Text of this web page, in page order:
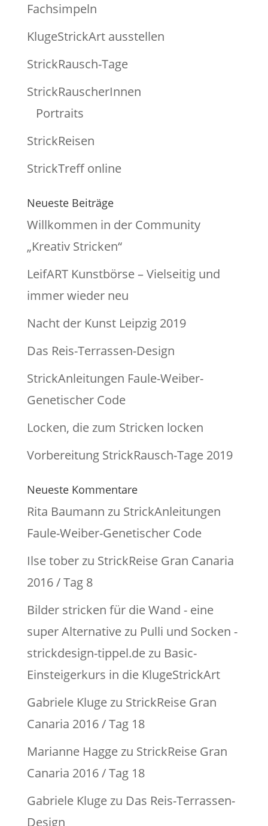
Fachsimpeln
KlugeStrickArt ausstellen
StrickRausch-Tage
StrickRauscherInnen
Portraits
StrickReisen
StrickTreff online
Neueste Beiträge
Willkommen in der Community
„Kreativ Stricken“
LeifART Kunstbörse – Vielseitig und
immer wieder neu
Nacht der Kunst Leipzig 2019
Das Reis-Terrassen-Design
StrickAnleitungen Faule-Weiber-
Genetischer Code
Locken, die zum Stricken locken
Vorbereitung StrickRausch-Tage 2019
Neueste Kommentare
Rita Baumann zu StrickAnleitungen
Faule-Weiber-Genetischer Code
Ilse toberzu StrickReise Gran Canaria
2016 / Tag 8
Bilder stricken für die Wand - eine
super Alternative zu Pulli und Socken -
strickdesign-tippel.dezu Basic-
Einsteigerkurs in die KlugeStrickArt
Gabriele Klugezu StrickReise Gran
Canaria 2016 / Tag 18
Marianne Haggezu StrickReise Gran
Canaria 2016 / Tag 18
Gabriele Klugezu Das Reis-Terrassen-
Design